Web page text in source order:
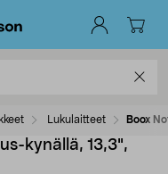
Lukulaitteet Boox
kynällä, 13,3",